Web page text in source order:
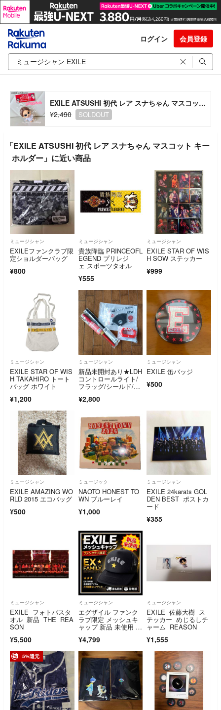
ログイン 会員登録
EXILE ATSUSHI 初代 レア スナちゃん マスコット キーホルダー
¥2,490
SOLDOUT
「EXILE ATSUSHI 初代 レア スナちゃん マスコット キー
ホルダー」に近い商品
ミュージシャン
EXILEファンクラブ限
定ショルダーバッグ
¥800
ミュージシャン
貴族降臨 PRINCEOFL
EGEND プリレジ
ェ スポーツタオル
¥555
ミュージシャン
EXILE STAR OF WIS
H SOW ステッカー
¥999
ミュージシャン
EXILE STAR OF WIS
H TAKAHIRO トート
バッグ ホワイト
¥1,200
ミュージシャン
新品未開封あり★LDH
コントロールライト/
フラッグ/シールド/ワ
¥2,800
ミュージシャン
EXILE 缶バッジ
¥500
ミュージシャン
EXILE AMAZING WO
RLD 2015 エコバッグ
¥500
ミュージック
NAOTO HONEST TO
WN ブルーレイ
¥1,000
ミュージシャン
EXILE 24karats GOL
DEN BEST ポストカ
ード
¥355
ミュージシャン
EXILE フォトバスタ
オル 新品 THE REA
SON
¥5,500
ミュージシャン
エグザイル ファンク
ラブ限定 メッシュキ
ャップ 新品 未使用 超
¥4,799
ミュージシャン
EXILE 佐藤大樹 ス
テッカー めじるしチ
ャーム REASON
¥1,555
5%還元